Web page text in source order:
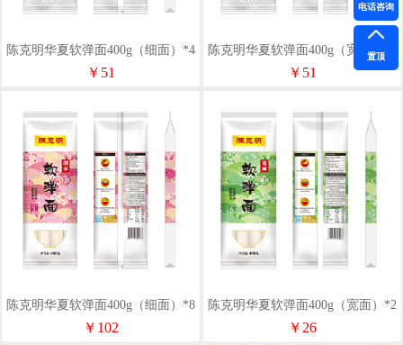
陈克明华夏软弹面400g（细面）*4
￥51
陈克明华夏软弹面400g（宽面）*4
￥51
陈克明华夏软弹面400g（细面）*8
￥102
陈克明华夏软弹面400g（宽面）*2
￥26
电话咨询
置顶